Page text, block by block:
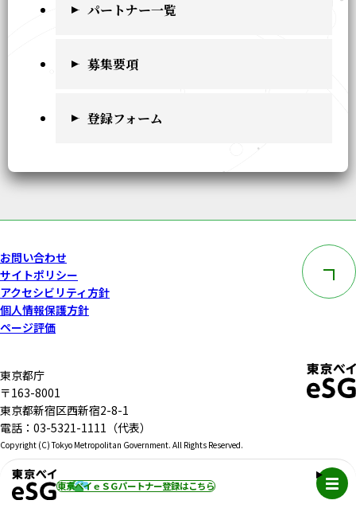
東京ベイｅＳＧパートナー登録はこちら メニュ
パートナー一覧
募集要項
登録フォーム
お問い合わせ
サイトポリシー
アクセシビリティ方針
個人情報保護方針
ページ評価
このペー
東京都庁
〒163-8001
東京都新宿区西新宿2-8-1
電話：03-5321-1111（代表）
Copyright (C) Tokyo Metropolitan Government. All Rights Reserved.